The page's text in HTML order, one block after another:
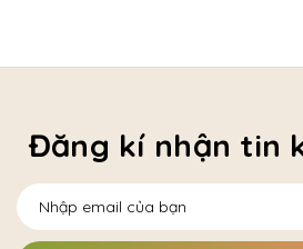
Đăng kí nhận tin